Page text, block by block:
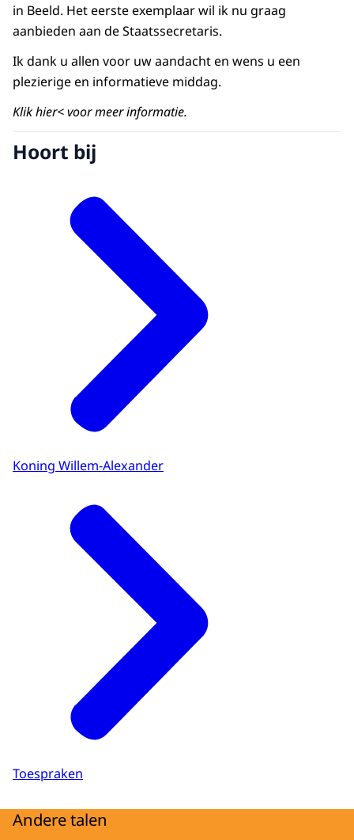
in Beeld. Het eerste exemplaar wil ik nu graag
aanbieden aan de Staatssecretaris.
Ik dank u allen voor uw aandacht en wens u een
plezierige en informatieve middag.
Klik hier< voor meer informatie.
Hoort bij
Koning Willem-Alexander
Toespraken
Andere talen